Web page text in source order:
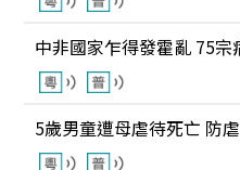
中非國家乍得發霍亂 75宗
5歲男童遭母虐待死亡 防